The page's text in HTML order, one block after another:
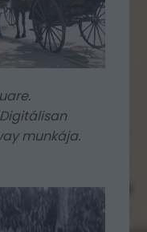
munkája.